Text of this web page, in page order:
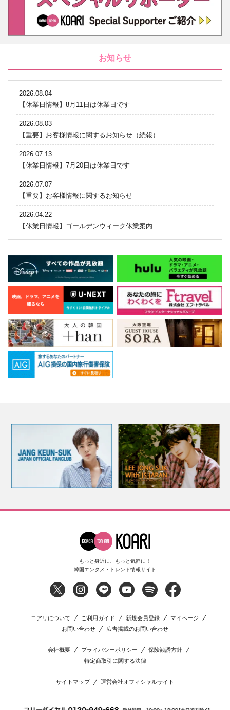
お知らせ
2026.08.04
【休業日情報】8月11日は休業日です
2026.08.03
【重要】お客様情報に関するお知らせ（続報）
2026.07.13
【休業日情報】7月20日は休業日です
2026.07.07
【重要】お客様情報に関するお知らせ
2026.04.22
【休業日情報】ゴールデンウィーク休業案内
もっと身近に、もっと気軽に！
韓国エンタメ・トレンド情報サイト
コアリについて ご利用ガイド 新規会員登録
マイページ
お問い合わせ
広告掲載のお問い合わせ
会社概要 プライバシーポリシー
保険勧誘方針
特定商取引に関する法律
サイトマップ 運営会社オフィシャルサイト